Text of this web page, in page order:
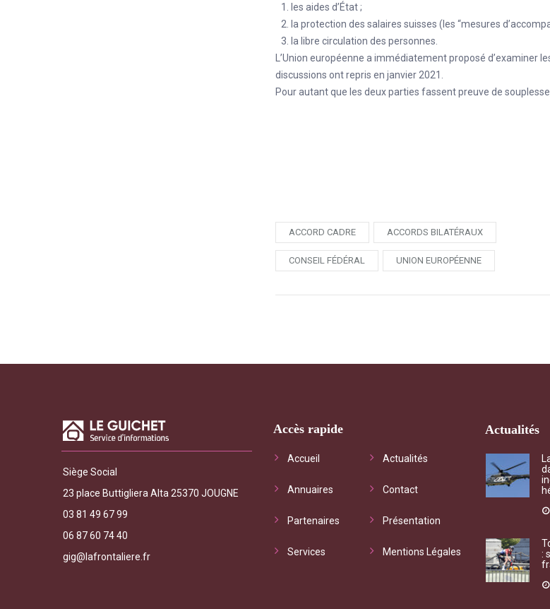
les aides d’État ;
la protection des salaires suisses (les “mesures
la libre circulation des personnes.
L’Union européenne a immédiatement proposé d’examiner
discussions ont repris en janvier 2021.
Pour autant que les deux parties fassent preuve de
ACCORD CADRE ACCORDS BILATÉRAUX
CONSEIL FÉDÉRAL UNION EUROPÉENNE
Siège Social
23 place Buttigliera Alta 25370 JOUGNE
03 81 49 67 99
06 87 60 74 40
gig@lafrontaliere.fr
Accès rapide
Accueil Actualités
Annuaires Contact
Partenaires Présentation
Services Mentions Légales
Actualités
:
"Le Guichet d'informations
les services adéquats à vos
"Qu’il
mutualiste
traitée
M Rivière